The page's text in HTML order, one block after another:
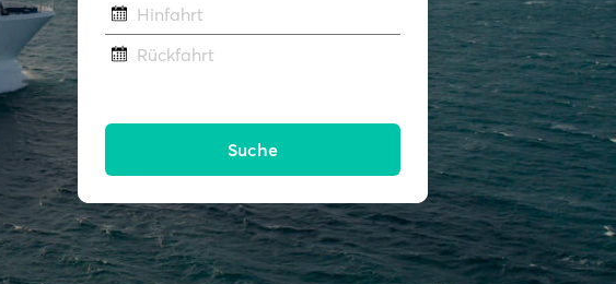
Hinfahrt
Rückfahrt
Suche